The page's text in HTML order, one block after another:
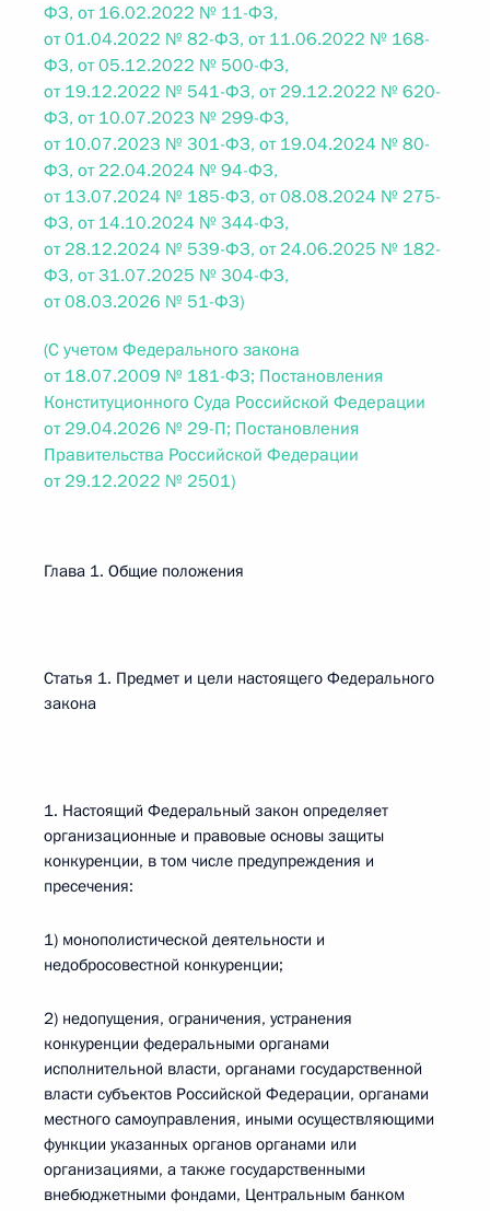
ФЗ, от 16.02.2022 № 11-ФЗ,
от 01.04.2022 № 82-ФЗ, от 11.06.2022 № 168-
ФЗ, от 05.12.2022 № 500-ФЗ,
от 19.12.2022 № 541-ФЗ, от 29.12.2022 № 620-
ФЗ, от 10.07.2023 № 299-ФЗ,
от 10.07.2023 № 301-ФЗ, от 19.04.2024 № 80-
ФЗ, от 22.04.2024 № 94-ФЗ,
от 13.07.2024 № 185-ФЗ, от 08.08.2024 № 275-
ФЗ, от 14.10.2024 № 344-ФЗ,
от 28.12.2024 № 539-ФЗ, от 24.06.2025 № 182-
ФЗ, от 31.07.2025 № 304-ФЗ,
от 08.03.2026 № 51-ФЗ)
(С учетом Федерального закона
от 18.07.2009 № 181-ФЗ; Постановления
Конституционного Суда Российской Федерации
от 29.04.2026 № 29-П; Постановления
Правительства Российской Федерации
от 29.12.2022 № 2501)
Глава 1. Общие положения
Статья 1. Предмет и цели настоящего Федерального
закона
1. Настоящий Федеральный закон определяет
организационные и правовые основы защиты
конкуренции, в том числе предупреждения и
пресечения:
1) монополистической деятельности и
недобросовестной конкуренции;
2) недопущения, ограничения, устранения
конкуренции федеральными органами
исполнительной власти, органами государственной
власти субъектов Российской Федерации, органами
местного самоуправления, иными осуществляющими
функции указанных органов органами или
организациями, а также государственными
внебюджетными фондами, Центральным банком